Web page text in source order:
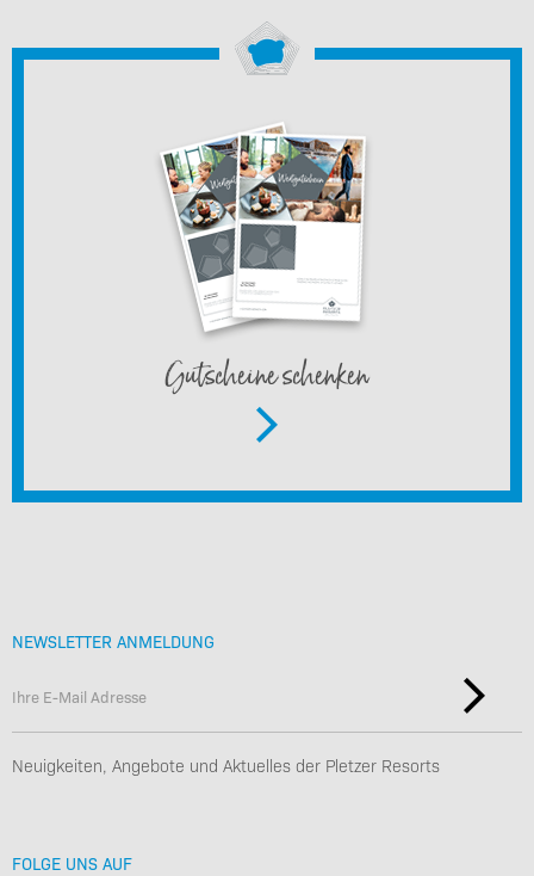
Gutscheine schenken
NEWSLETTER ANMELDUNG
Neuigkeiten, Angebote und Aktuelles der Pletzer Resorts
FOLGE UNS AUF